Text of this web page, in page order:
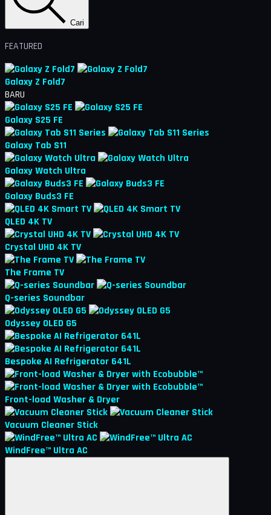
Cari
FEATURED
Galaxy Z Fold7
BARU
Galaxy S25 FE
Galaxy Tab S11
Galaxy Watch Ultra
Galaxy Buds3 FE
QLED 4K TV
Crystal UHD 4K TV
The Frame TV
Q-series Soundbar
Odyssey OLED G5
Bespoke AI Refrigerator 641L
Front-load Washer & Dryer
Vacuum Cleaner Stick
WindFree™ Ultra AC